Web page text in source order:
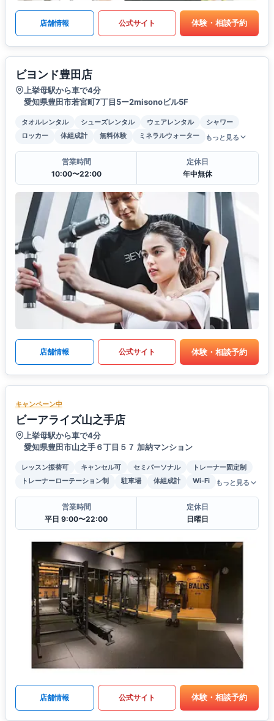
店舗情報 公式サイト 体験・相談予約
ビヨンド豊田店
上挙母駅から車で4分
愛知県豊田市若宮町7丁目5ー2misonoビル5F
タオルレンタル シューズレンタル ウェアレンタル
シャワー
ロッカー
体組成計 無料体験 ミネラルウォーター もっと見る
営業時間
10:00〜22:00
定休日
年中無休
店舗情報 公式サイト 体験・相談予約
キャンペーン中
ビーアライズ山之手店
上挙母駅から車で4分
愛知県豊田市山之手６丁目５７ 加納マンション
レッスン振替可 キャンセル可 セミパーソナル
トレーナー固定制
トレーナーローテーション制
駐車場 体組成計 Wi-Fi もっと見る
営業時間
平日 9:00〜22:00
定休日
日曜日
店舗情報 公式サイト 体験・相談予約